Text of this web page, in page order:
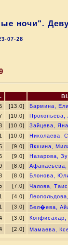
ночи".
07-28
[13.0]
Бармина,
[10.0]
Прокопьева,
[10.0]
Зайцева, Яна
[10.0]
Николаева,
[9.0]
Якшина,
[9.0]
Назарова,
[8.0]
Афанасьева,
[8.0]
Блонова,
[7.0]
Чалова,
[4.0]
1 [3.0]
Бел�ева,
[3.0]
Конфисахар,
[2.0] Мамаева,